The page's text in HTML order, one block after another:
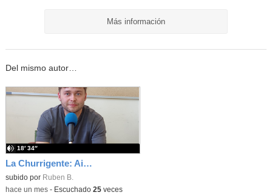
Más información
Del mismo autor…
La Churrigente: Aidan Barlow, Asistente de Lengua Inglesa
subido por Ruben B.
18′ 34″
-hace un mes- Escuchado 25veces